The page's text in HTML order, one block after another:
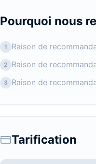
Pourquoi nous
1 Raison de
2 Raison de
3 Raison de
Tarification